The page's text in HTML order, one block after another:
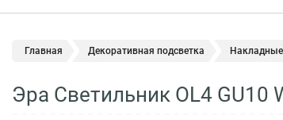
Главная Декоративная подсветка Накладные
Эра Светильник OL4 GU10